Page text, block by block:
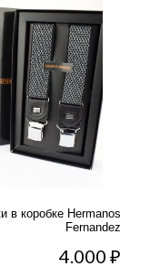
в коробке Hermanos
Fernandez
4.000₽